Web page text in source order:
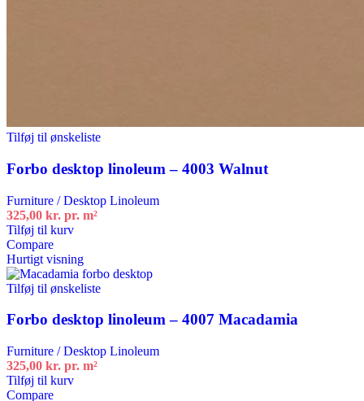
Tilføj til ønskeliste
Forbo desktop linoleum – 4003 Walnut
Furniture / Desktop Linoleum
325,00 kr. pr. m²
Tilføj til kurv
Compare
Hurtigt visning
Tilføj til ønskeliste
Forbo desktop linoleum – 4007 Macadamia
Furniture / Desktop Linoleum
325,00 kr. pr. m²
Tilføj til kurv
Compare